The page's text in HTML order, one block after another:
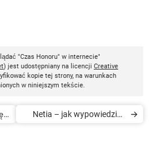
"Czas Honoru" w internecie"
) jest udostępniany na licencji Creative
kopie tej strony, na warunkach
w niniejszym tekście.
Netia – jak wypowiedzieć